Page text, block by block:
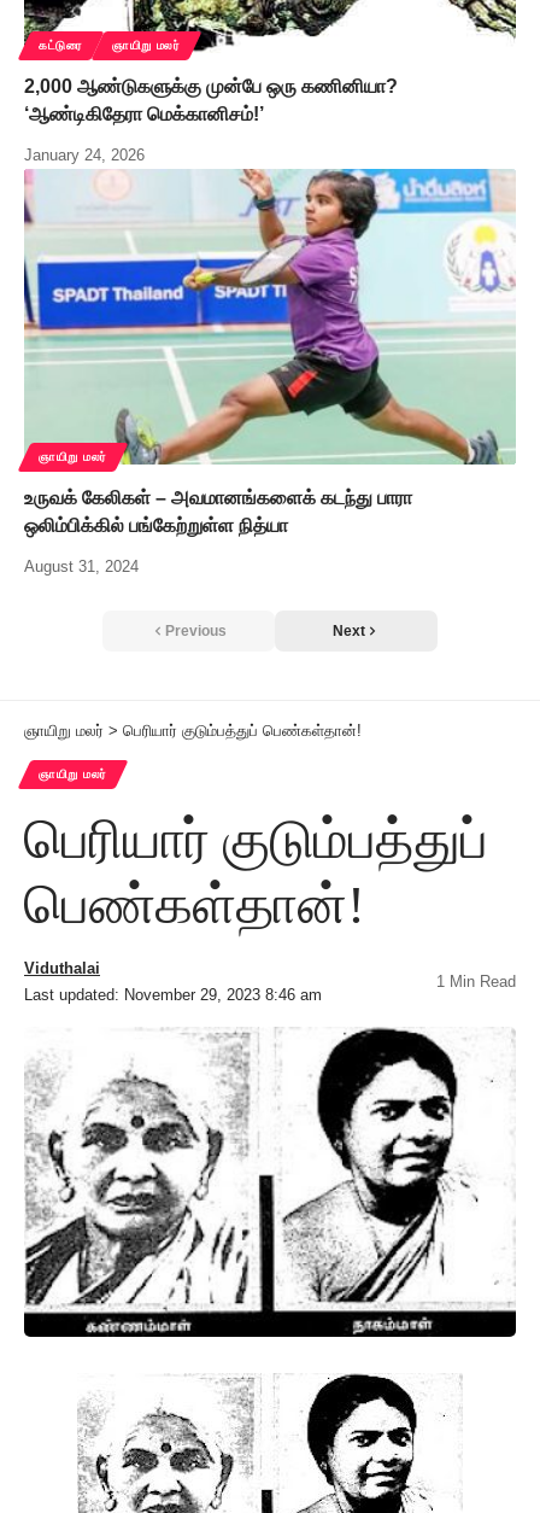
கட்டுரை ஞாயிறு மலர்
2,000 ஆண்டுகளுக்கு முன்பே ஒரு கணினியா?
‘ஆண்டிகிதேரா மெக்கானிசம்!’
January 24, 2026
ஞாயிறு மலர்
உருவக் கேலிகள் – அவமானங்களைக் கடந்து பாரா
ஒலிம்பிக்கில் பங்கேற்றுள்ள நித்யா
August 31, 2024
Previous Next
ஞாயிறு மலர் > பெரியார் குடும்பத்துப் பெண்கள்தான்!
ஞாயிறு மலர்
பெரியார் குடும்பத்துப்
பெண்கள்தான்!
Last updated: November 29, 2023 8:46 am
Viduthalai
1 Min Read